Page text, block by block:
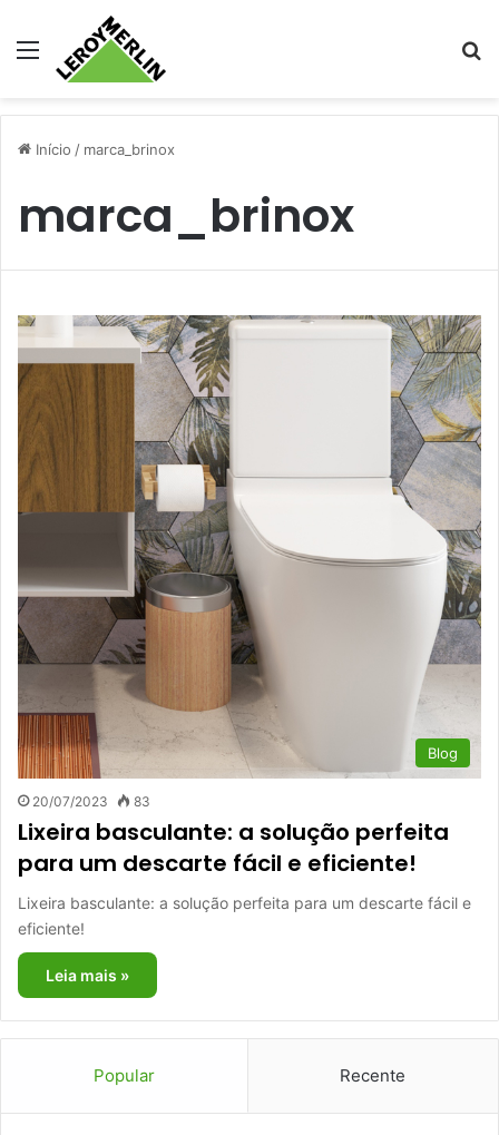
Menu
Início / marca_brinox
marca_brinox
Blog
20/07/2023 83
Lixeira basculante: a solução perfeita
para um descarte fácil e eficiente!
Lixeira basculante: a solução perfeita para um descarte fácil e
eficiente!
Leia mais »
Popular Recente